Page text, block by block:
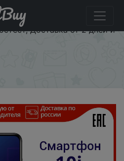
Cмартфон
камера 32 МП,
Доставка от 2 дней и